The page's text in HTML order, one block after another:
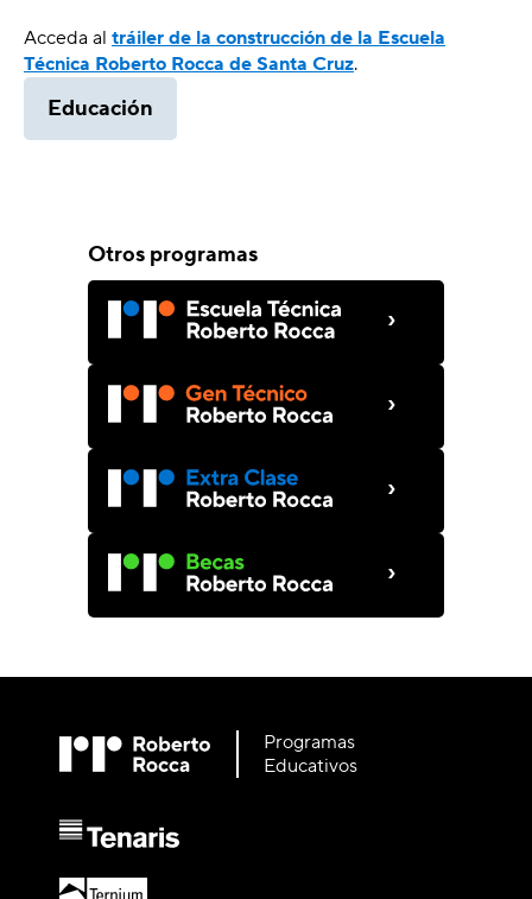
Acceda al tráiler de la construcción de la Escuela
Técnica Roberto Rocca de Santa Cruz.
Educación
Otros programas
›
›
›
›
Programas
Educativos